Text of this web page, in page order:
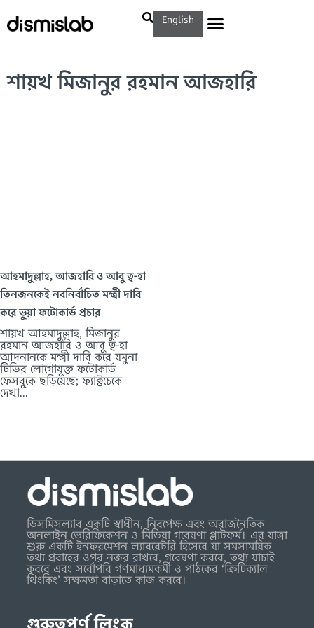
English
শায়খ মিজানুর রহমান আজহারি
আহমাদুল্লাহ, আজহারি ও আবু ত্ব-হা
তিনজনকেই নবনির্বাচিত মন্ত্রী দাবি
করে ভুয়া ফটোকার্ড প্রচার
শায়খ আহমাদুল্লাহ, মিজানুর
রহমান আজহারি ও আবু ত্ব-হা
আদনানকে মন্ত্রী দাবি করে যমুনা
টিভির লোগোযুক্ত ফটোকার্ড
ফেসবুকে ছড়িয়েছে; ফ্যাক্টচেকে
দেখা...
ডিসমিসল্যাব একটি স্বাধীন, নিরপেক্ষ এবং অরাজনৈতিক
অনলাইন ভেরিফিকেশন ও মিডিয়া গবেষণা প্লাটফর্ম। এর যাত্রা
শুরু একটি ইনফরমেশন ল্যাবরেটরি হিসেবে যা সমসাময়িক
তথ্য প্রবাহের ওপর নজর রাখবে, গবেষণা করবে, তথ্য যাচাই
করবে এবং সর্বোপরি গণমাধ্যমকর্মী ও পাঠকের ‘ক্রিটিক্যাল
থিংকিং’ সক্ষমতা বাড়াতে কাজ করবে।